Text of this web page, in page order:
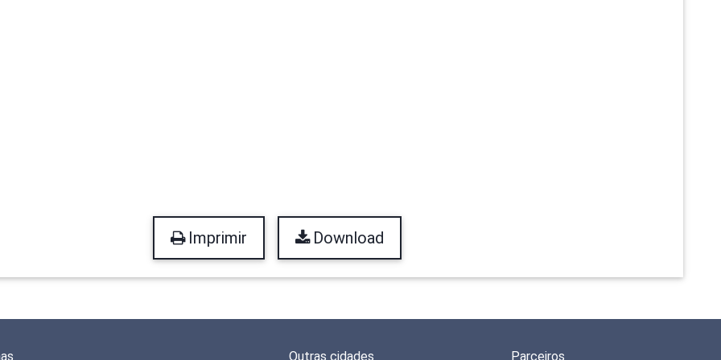
Imprimir Download
Outras cidades Parceiros